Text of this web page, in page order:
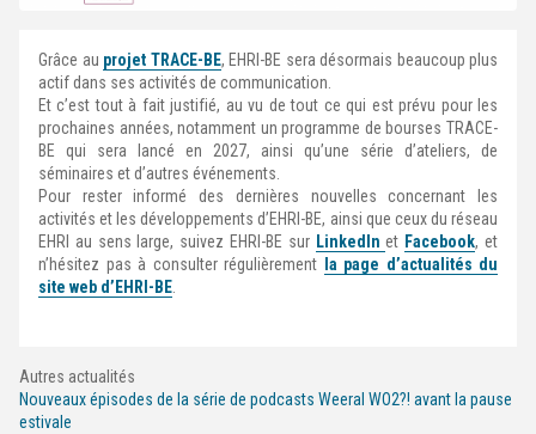
Grâce au projet TRACE-BE, EHRI-BE sera désormais beaucoup plus
actif dans ses activités de communication.
Et c’est tout à fait justifié, au vu de tout ce qui est prévu pour les
prochaines années, notamment un programme de bourses TRACE-
BE qui sera lancé en 2027, ainsi qu’une série d’ateliers, de
séminaires et d’autres événements.
Pour rester informé des dernières nouvelles concernant les
activités et les développements d’EHRI-BE, ainsi que ceux du réseau
EHRI au sens large, suivez EHRI-BE sur LinkedInet Facebook, et
n’hésitez pas à consulter régulièrement
la page d’actualités du
site web d’EHRI-BE.
Autres actualités
Nouveaux épisodes de la série de podcasts Weeral WO2?! avant la pause
estivale